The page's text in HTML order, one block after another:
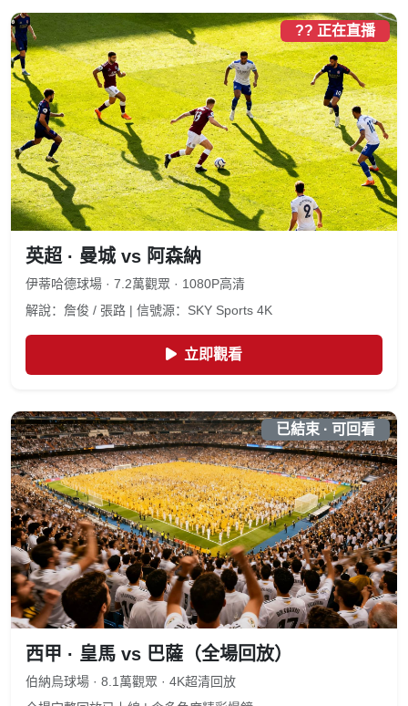
?? 正在直播
英超 · 曼城 vs 阿森納
伊蒂哈德球場 · 7.2萬觀眾 · 1080P高清
解說：詹俊 / 張路 | 信號源：SKY Sports 4K
立即觀看
已結束 · 可回看
西甲 · 皇馬 vs 巴薩（全場回放）
伯納烏球場 · 8.1萬觀眾 · 4K超清回放